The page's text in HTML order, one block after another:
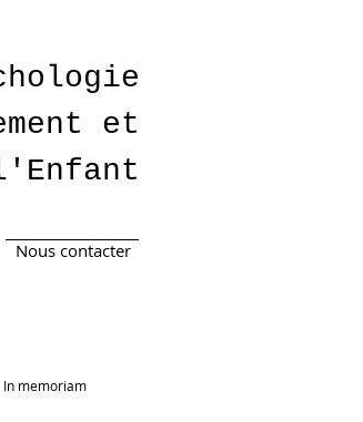
et
Nous contacter
In memoriam